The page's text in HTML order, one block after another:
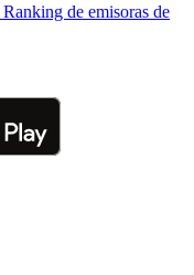
Ranking de emisoras de